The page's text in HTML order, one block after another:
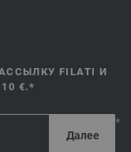
FILATI И
€.*
*